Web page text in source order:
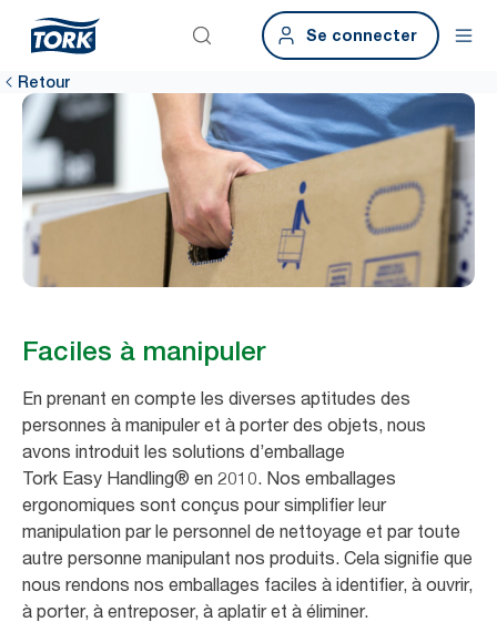
Se connecter
Retour
Faciles à manipuler
En prenant en compte les diverses aptitudes des
personnes à manipuler et à porter des objets, nous
avons introduit les solutions d’emballage
Tork Easy Handling® en 2010. Nos emballages
ergonomiques sont conçus pour simplifier leur
manipulation par le personnel de nettoyage et par toute
autre personne manipulant nos produits. Cela signifie que
nous rendons nos emballages faciles à identifier, à ouvrir,
à porter, à entreposer, à aplatir et à éliminer.